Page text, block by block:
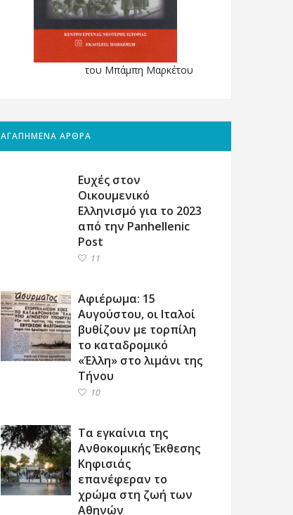
του Μπάμπη Μαρκέτου
ΑΓΑΠΗΜΕΝΑ ΑΡΘΡΑ
Ευχές στον
Οικουμενικό
Ελληνισμό για το 2023
από την Panhellenic
Post
11
Αφιέρωμα: 15
Αυγούστου, οι Ιταλοί
βυθίζουν με τορπίλη
το καταδρομικό
«Έλλη» στο λιμάνι της
Τήνου
10
Τα εγκαίνια της
Ανθοκομικής Έκθεσης
Κηφισιάς
επανέφεραν το
χρώμα στη ζωή των
Αθηνών